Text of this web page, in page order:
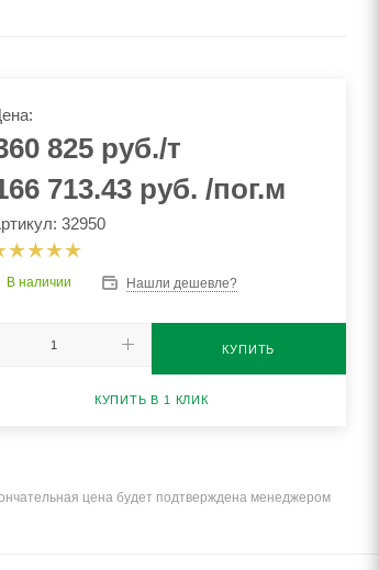
825руб./т
713.43 руб. /пог.м
32950
В наличии Нашли дешевле?
КУПИТЬ
КУПИТЬ В 1 КЛИК
цена будет подтверждена менеджером